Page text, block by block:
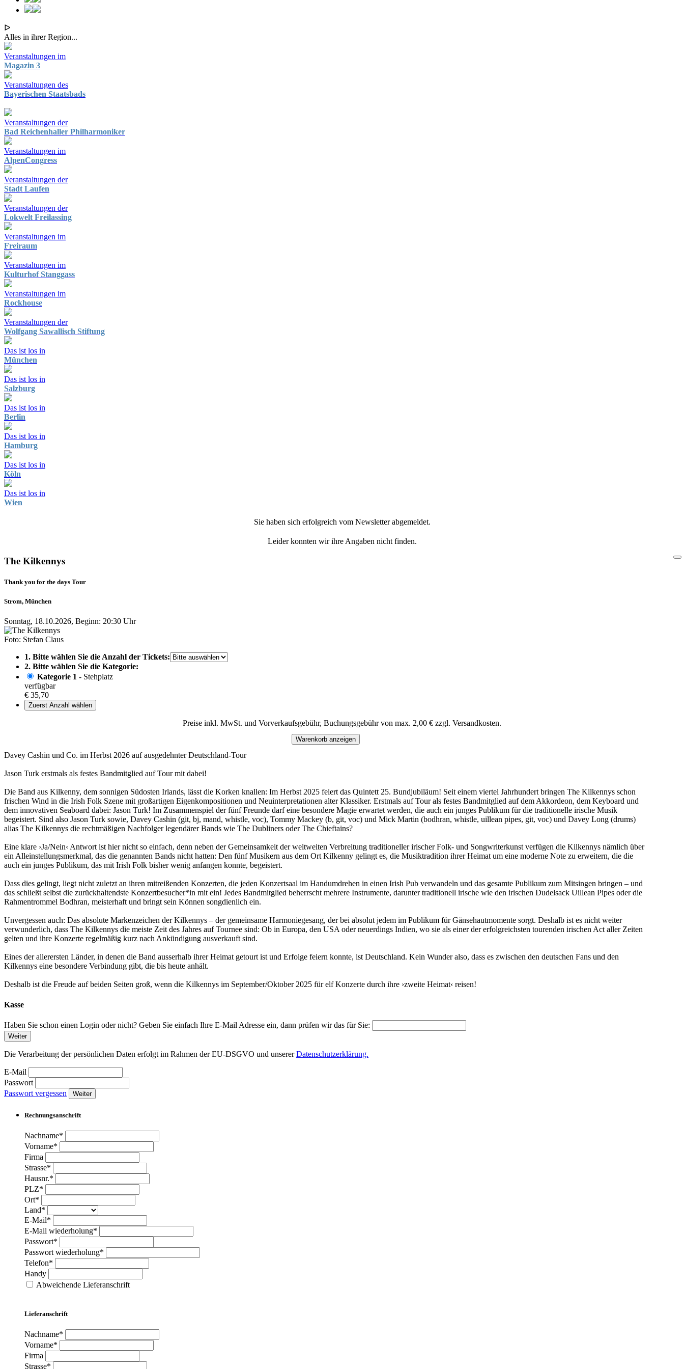
ᐅ
Alles in ihrer Region...
Veranstaltungen im
Magazin 3
Veranstaltungen des
Bayerischen Staatsbads
Veranstaltungen der
Bad Reichenhaller Philharmoniker
Veranstaltungen im
AlpenCongress
Veranstaltungen der
Stadt Laufen
Veranstaltungen der
Lokwelt Freilassing
Veranstaltungen im
Freiraum
Veranstaltungen im
Kulturhof Stanggass
Veranstaltungen im
Rockhouse
Veranstaltungen der
Wolfgang Sawallisch Stiftung
Das ist los in
München
Das ist los in
Salzburg
Das ist los in
Berlin
Das ist los in
Hamburg
Das ist los in
Köln
Das ist los in
Wien
Sie haben sich erfolgreich vom Newsletter abgemeldet.
Leider konnten wir ihre Angaben nicht finden.
The Kilkennys
Thank you for the days Tour
Strom, München
Sonntag, 18.10.2026, Beginn: 20:30 Uhr
Foto: Stefan Claus
1. Bitte wählen Sie die Anzahl der Tickets:
2. Bitte wählen Sie die Kategorie:
Kategorie 1 - Stehplatz
verfügbar
€ 35,70
Zuerst Anzahl wählen
Preise inkl. MwSt. und Vorverkaufsgebühr, Buchungsgebühr von max. 2,00 € zzgl. Versandkosten.
Warenkorb anzeigen
Davey Cashin und Co. im Herbst 2026 auf ausgedehnter Deutschland-Tour
Jason Turk erstmals als festes Bandmitglied auf Tour mit dabei!
Die Band aus Kilkenny, dem sonnigen Südosten Irlands, lässt die Korken knallen: Im Herbst 2025 feiert das Quintett 25. Bundjubiläum! Seit einem viertel Jahrhundert bringen The Kilkennys schon
frischen Wind in die Irish Folk Szene mit großartigen Eigenkompositionen und Neuinterpretationen alter Klassiker. Erstmals auf Tour als festes Bandmitglied auf dem Akkordeon, dem Keyboard und
dem innovativen Seaboard dabei: Jason Turk! Im Zusammenspiel der fünf Freunde darf eine besondere Magie erwartet werden, die auch ein junges Publikum für die traditionelle irische Musik
begeistert. Sind also Jason Turk sowie, Davey Cashin (git, bj, mand, whistle, voc), Tommy Mackey (b, git, voc) und Mick Martin (bodhran, whistle, uillean pipes, git, voc) und Davey Long (drums)
alias The Kilkennys die rechtmäßigen Nachfolger legendärer Bands wie The Dubliners oder The Chieftains?
Eine klare ›Ja/Nein‹ Antwort ist hier nicht so einfach, denn neben der Gemeinsamkeit der weltweiten Verbreitung traditioneller irischer Folk- und Songwriterkunst verfügen die Kilkennys nämlich über
ein Alleinstellungsmerkmal, das die genannten Bands nicht hatten: Den fünf Musikern aus dem Ort Kilkenny gelingt es, die Musiktradition ihrer Heimat um eine moderne Note zu erweitern, die die
auch ein junges Publikum, das mit Irish Folk bisher wenig anfangen konnte, begeistert.
Dass dies gelingt, liegt nicht zuletzt an ihren mitreißenden Konzerten, die jeden Konzertsaal im Handumdrehen in einen Irish Pub verwandeln und das gesamte Publikum zum Mitsingen bringen – und
das schließt selbst die zurückhaltendste Konzertbesucher*in mit ein! Jedes Bandmitglied beherrscht mehrere Instrumente, darunter traditionell irische wie den irischen Dudelsack Uillean Pipes oder die
Rahmentrommel Bodhran, meisterhaft und bringt sein Können songdienlich ein.
Unvergessen auch: Das absolute Markenzeichen der Kilkennys – der gemeinsame Harmoniegesang, der bei absolut jedem im Publikum für Gänsehautmomente sorgt. Deshalb ist es nicht weiter
verwunderlich, dass The Kilkennys die meiste Zeit des Jahres auf Tournee sind: Ob in Europa, den USA oder neuerdings Indien, wo sie als einer der erfolgreichsten tourenden irischen Act aller Zeiten
gelten und ihre Konzerte regelmäßig kurz nach Ankündigung ausverkauft sind.
Eines der allerersten Länder, in denen die Band ausserhalb ihrer Heimat getourt ist und Erfolge feiern konnte, ist Deutschland. Kein Wunder also, dass es zwischen den deutschen Fans und den
Kilkennys eine besondere Verbindung gibt, die bis heute anhält.
Deshalb ist die Freude auf beiden Seiten groß, wenn die Kilkennys im September/Oktober 2025 für elf Konzerte durch ihre ›zweite Heimat‹ reisen!
Kasse
Haben Sie schon einen Login oder nicht? Geben Sie einfach Ihre E-Mail Adresse ein, dann prüfen wir das für Sie:
Weiter
Die Verarbeitung der persönlichen Daten erfolgt im Rahmen der EU-DSGVO und unsererDatenschutzerklärung.
E-Mail
Passwort
Passwort vergessen
Weiter
Rechnungsanschrift
Nachname*
Vorname*
Firma
Strasse*
Hausnr.*
PLZ*
Ort*
Land*
E-Mail*
E-Mail wiederholung*
Passwort*
Passwort wiederholung*
Telefon*
Handy
Abweichende Lieferanschrift
Lieferanschrift
Nachname*
Vorname*
Firma
Strasse*